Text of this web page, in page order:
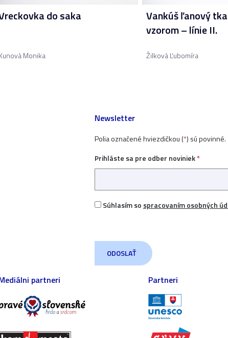
do saka
Monika
Vankúš ľanový
vzorom – línie II.
Žilková Ľubomíra
Newsletter
Polia označené hviezdičkou (*) sú povinné.
Prihláste sa pre odber noviniek*
Súhlasím so spracovaním osobných
partneri Partneri